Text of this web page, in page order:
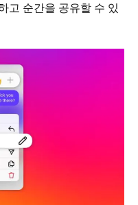
고 순간을 공유할 수 있